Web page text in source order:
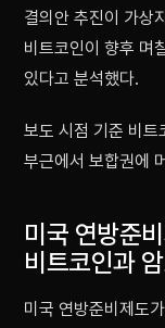
결의안 추진이 가상
비트코인이 향후 며
있다고 분석했다.
보도 시점 기준 비
부근에서 보합권에
미국 연방준
비트코인과
미국 연방준비제도